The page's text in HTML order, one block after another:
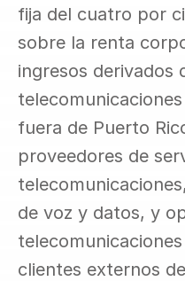
fija del cuatro por
sobre la renta
ingresos derivados
fuera de Puerto
proveedores de
de voz y datos, y
clientes externos